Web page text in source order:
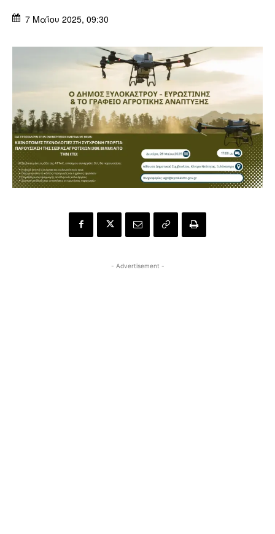
7 Μαΐου 2025, 09:30
- Advertisement -